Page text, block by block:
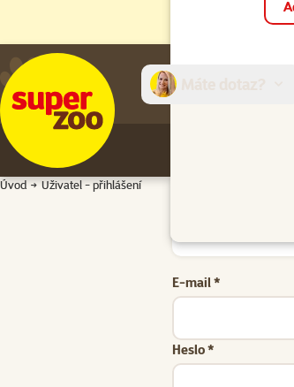
Úvod Uživatel - přihlášení
E-mail *
Heslo *